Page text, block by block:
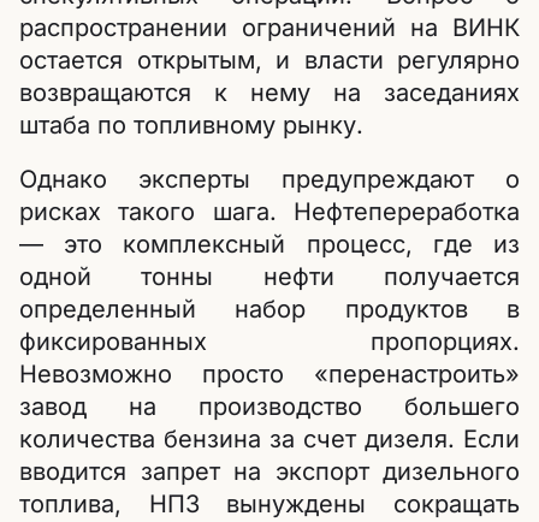
распространении ограничений на ВИНК
остается открытым, и власти регулярно
возвращаются к нему на заседаниях
штаба по топливному рынку.
Однако эксперты предупреждают о
рисках такого шага. Нефтепереработка
— это комплексный процесс, где из
одной тонны нефти получается
определенный набор продуктов в
фиксированных пропорциях.
Невозможно просто «перенастроить»
завод на производство большего
количества бензина за счет дизеля. Если
вводится запрет на экспорт дизельного
топлива, НПЗ вынуждены сокращать